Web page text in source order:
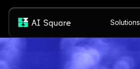
Solutions